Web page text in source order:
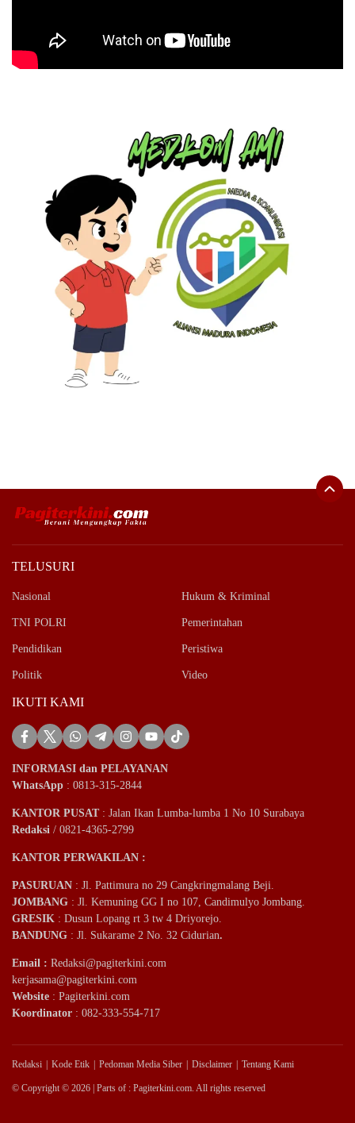
TELUSURI
Nasional Hukum & Kriminal
TNI POLRI Pemerintahan
Pendidikan Peristiwa
Politik Video
IKUTI KAMI
INFORMASI dan PELAYANAN
WhatsApp : 0813-315-2844
KANTOR PUSAT: Jalan Ikan Lumba-lumba 1 No 10 Surabaya
Redaksi / 0821-4365-2799
KANTOR PERWAKILAN :
PASURUAN : Jl. Pattimura no 29 Cangkringmalang Beji.
JOMBANG : Jl. Kemuning GG I no 107, Candimulyo Jombang.
GRESIK : Dusun Lopang rt 3 tw 4 Driyorejo.
BANDUNG : Jl. Sukarame 2 No. 32 Cidurian.
Email : Redaksi@pagiterkini.com
kerjasama@pagiterkini.com
Website : Pagiterkini.com
Koordinator : 082-333-554-717
Redaksi Kode Etik Pedoman Media Siber Disclaimer Tentang Kami
© Copyright © 2026 | Parts of : Pagiterkini.com. All rights reserved